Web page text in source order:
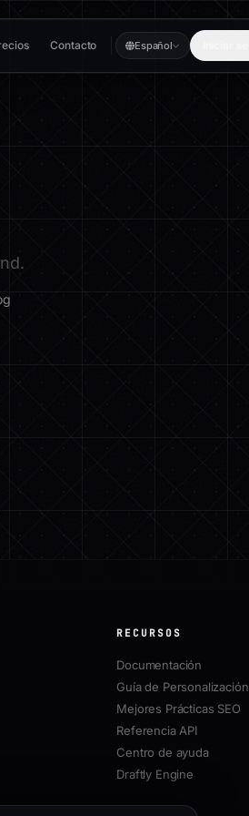
Contacto Español
RECURSOS
Documentación
Guía de Personalización
Mejores Prácticas SEO
Referencia API
Centro de ayuda
Draftly Engine